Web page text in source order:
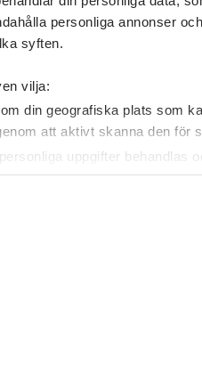
personliga annonser
syften.
vilja:
din geografiska plats som
att aktivt skanna den för
uppgifter behandlas
för att anpassa innehållet